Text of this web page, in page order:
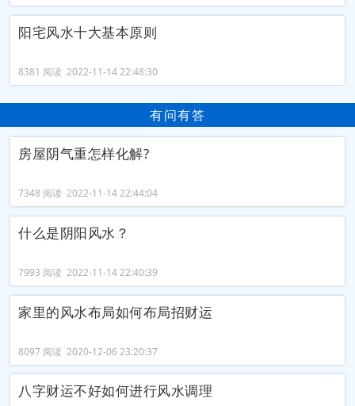
阳宅风水十大基本原则
8381 阅读 2022-11-14 22:48:30
有问有答
房屋阴气重怎样化解?
7348 阅读 2022-11-14 22:44:04
什么是阴阳风水？
7993 阅读 2022-11-14 22:40:39
家里的风水布局如何布局招财运
8097 阅读 2020-12-06 23:20:37
八字财运不好如何进行风水调理